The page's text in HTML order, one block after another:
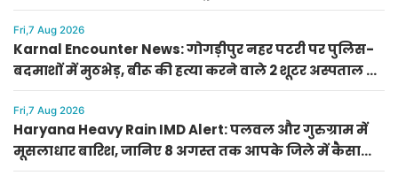
सीलिंग अलर्ट
Fri,7 Aug 2026
Karnal Encounter News: गोगड़ीपुर नहर पटरी पर पुलिस-
बदमाशों में मुठभेड़, बीरू की हत्या करने वाले 2 शूटर अस्पताल में
मृत घोषित
Fri,7 Aug 2026
Haryana Heavy Rain IMD Alert: पलवल और गुरुग्राम में
मूसलाधार बारिश, जानिए 8 अगस्त तक आपके जिले में कैसा
रहेगा मौसम